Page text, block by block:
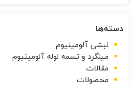
دسته‌ها
نبشی آلومینیوم
میلگرد و تسمه لوله آلومینیوم
مقالات
محصولات